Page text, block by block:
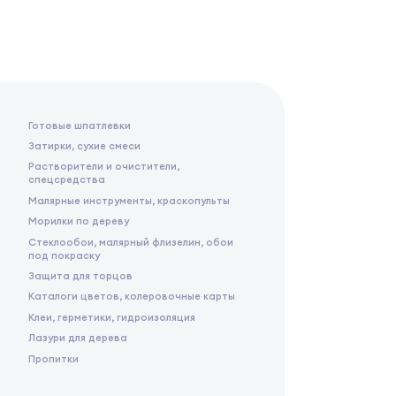
Готовые шпатлевки
Затирки, сухие смеси
Растворители и очистители,
спецсредства
Малярные инструменты, краскопульты
Морилки по дереву
Стеклообои, малярный флизелин, обои
под покраску
Защита для торцов
Каталоги цветов, колеровочные карты
Клеи, герметики, гидроизоляция
Лазури для дерева
Пропитки